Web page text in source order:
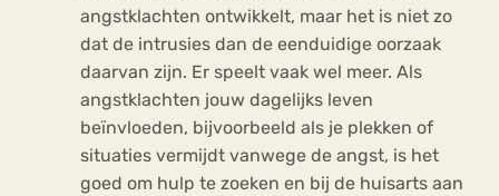
angstklachten ontwikkelt, maar het is niet zo
dat de intrusies dan de eenduidige oorzaak
daarvan zijn. Er speelt vaak wel meer. Als
angstklachten jouw dagelijks leven
beïnvloeden, bijvoorbeeld als je plekken of
situaties vermijdt vanwege de angst, is het
goed om hulp te zoeken en bij de huisarts aan